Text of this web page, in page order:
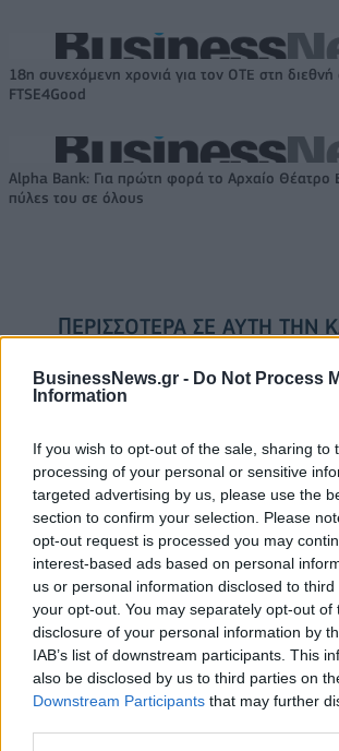
BusinessNews.gr - Do Not Process
Information
If you wish to opt-out of the sale, sharing to
processing of your personal or sensitive
targeted advertising by us, please use the
section to confirm your selection. Please
opt-out request is processed you may
interest-based ads based on personal
us or personal information disclosed to
your opt-out. You may separately opt-out of
disclosure of your personal information by
IAB’s list of downstream participants. This
also be disclosed by us to third parties on
Downstream Participants that may further
18η συνεχόμενη χρονιά για τον ΟΤΕ στη διεθνή
FTSE4Good
Alpha Bank: Για πρώτη φορά το Αρχαίο Θέατρο
πύλες του σε όλους
ΠΕΡΙΣΣΌΤΕΡΑ ΣΕ ΑΥΤΉ ΤΗΝ
Η Ευρώπη ενδυναμώνει
τις δεξιότητες
κυβερνοασφάλειας
08/07/2026 - 13:23
Τραμπ:
απόψε
08/07/